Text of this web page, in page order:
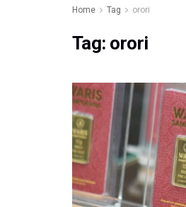
Home Tag orori
Tag: orori